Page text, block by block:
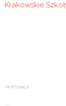
Krakowskie